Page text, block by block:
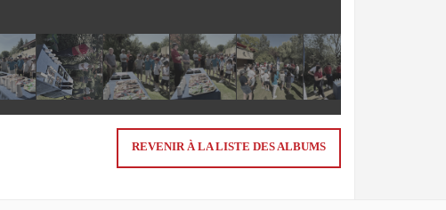
REVENIR À LA LISTE DES ALBUMS